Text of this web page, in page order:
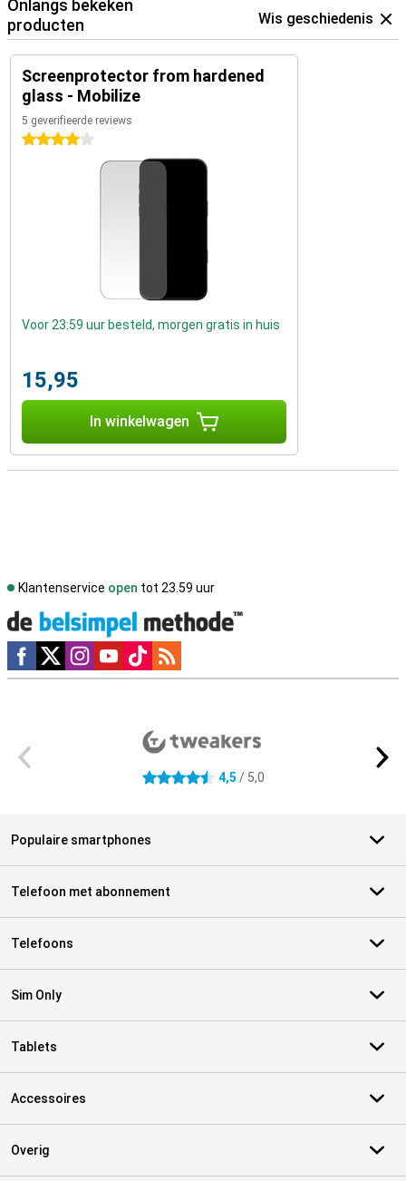
Onlangs bekeken
producten
Wis geschiedenis
Screenprotector from hardened
glass - Mobilize
5 geverifieerde reviews
4 sterren
Voor 23:59 uur besteld, morgen gratis in huis
15,95
In winkelwagen
Klantenservice open tot 23.59 uur
Social media
4.5 sterren 4,5 / 5,0
Populaire smartphones
Telefoon met abonnement
Telefoons
Sim Only
Tablets
Accessoires
Overig